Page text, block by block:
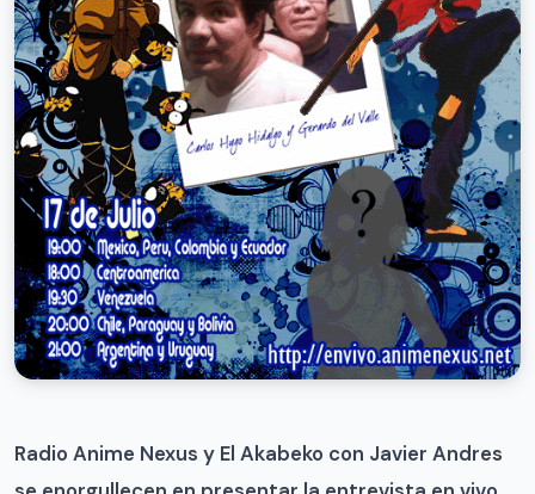
Radio Anime Nexus y El Akabeko con Javier Andres